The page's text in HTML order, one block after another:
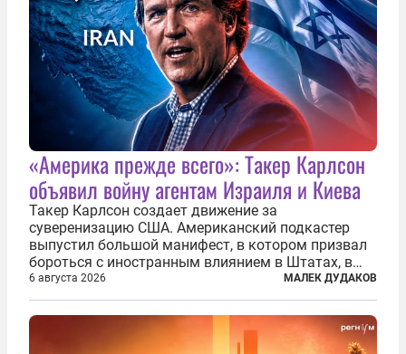
«Америка прежде всего»: Такер Карлсон
объявил войну агентам Израиля и Киева
Такер Карлсон создает движение за
суверенизацию США. Американский подкастер
выпустил большой манифест, в котором призвал
бороться с иностранным влиянием в Штатах, в
первую очередь имея в виду Израиль. А также
прекратить заморские войны, выплатить
репарации Ирану, остановить прием мигрантов...
6 августа 2026 МАЛЕК ДУДАКОВ